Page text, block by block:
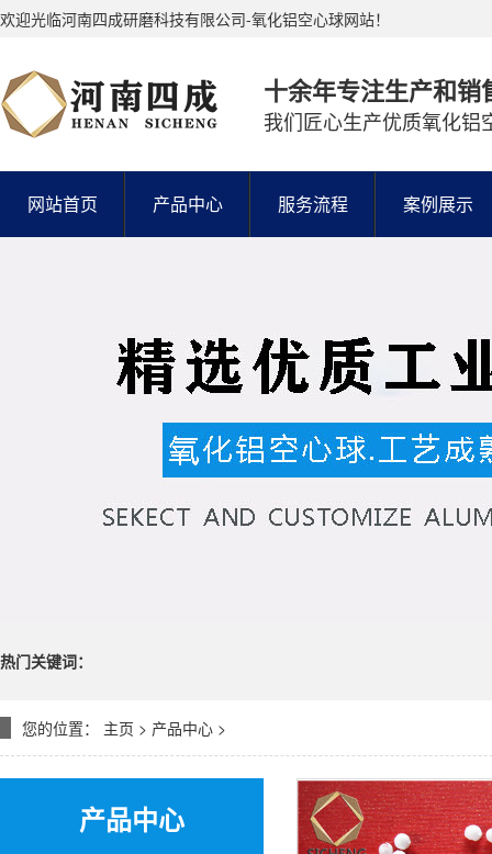
欢迎光临河南四成研磨科技有限公司-氧化铝空心球网站！
十余年专注生产和销
我们匠心生产优质氧化铝
网站首页 产品中心 服务流程 案例展示
热门关键词：
您的位置： 主页 > 产品中心 >
产品中心